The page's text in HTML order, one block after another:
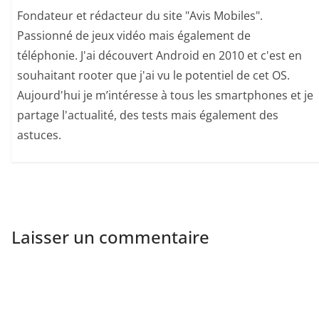
Fondateur et rédacteur du site "Avis Mobiles".
Passionné de jeux vidéo mais également de
téléphonie. J'ai découvert Android en 2010 et c'est en
souhaitant rooter que j'ai vu le potentiel de cet OS.
Aujourd'hui je m’intéresse à tous les smartphones et je
partage l'actualité, des tests mais également des
astuces.
Laisser un commentaire